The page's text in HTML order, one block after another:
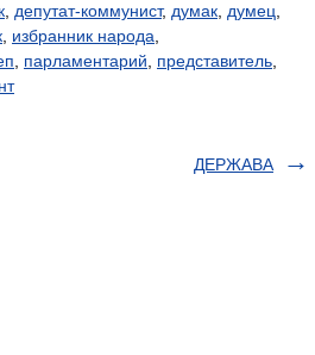
депутат-коммунист, думак думец
избранник народа
парламентарий представитель
ДЕРЖАВА